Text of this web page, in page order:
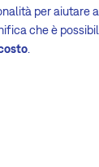
per aiutare
che è
.